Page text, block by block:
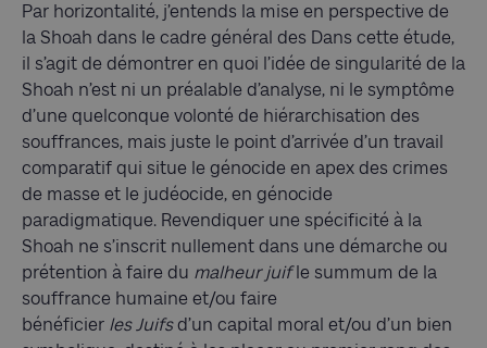
Par horizontalité, j’entends la mise en perspective de
la Shoah dans le cadre général des Dans cette étude,
il s’agit de démontrer en quoi l’idée de singularité de la
Shoah n’est ni un préalable d’analyse, ni le symptôme
d’une quelconque volonté de hiérarchisation des
souffrances, mais juste le point d’arrivée d’un travail
comparatif qui situe le génocide en apex des crimes
de masse et le judéocide, en génocide
paradigmatique. Revendiquer une spécificité à la
Shoah ne s’inscrit nullement dans une démarche ou
prétention à faire du malheur juifle summum de la
souffrance humaine et/ou faire
bénéficier les Juifsd’un capital moral et/ou d’un bien